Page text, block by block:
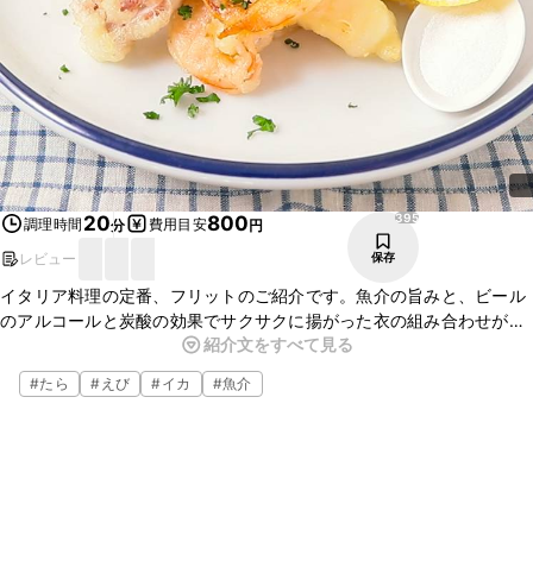
調理時間 20分 費用目安800円
レビュー
395
保存
イタリア料理の定番、フリットのご紹介です。魚介の旨みと、ビール
のアルコールと炭酸の効果でサクサクに揚がった衣の組み合わせが、
たまらないおいしさです。お酒のおつまみにもおすすめです。ぜひ
作ってみてくださいね。
紹介文をすべて見る
#たら # えび #イカ #魚介